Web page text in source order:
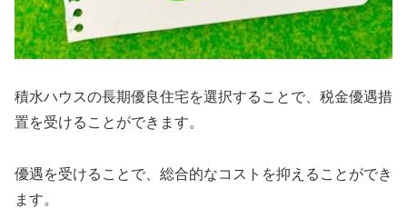
積水ハウスの長期優良住宅を選択することで、税金優遇措
置を受けることができます。
優遇を受けることで、総合的なコストを抑えることができ
ます。